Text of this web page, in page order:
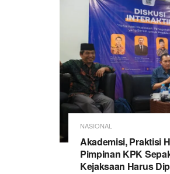
NASIONAL
Akademisi, Praktisi
Pimpinan KPK
Kejaksaan Harus